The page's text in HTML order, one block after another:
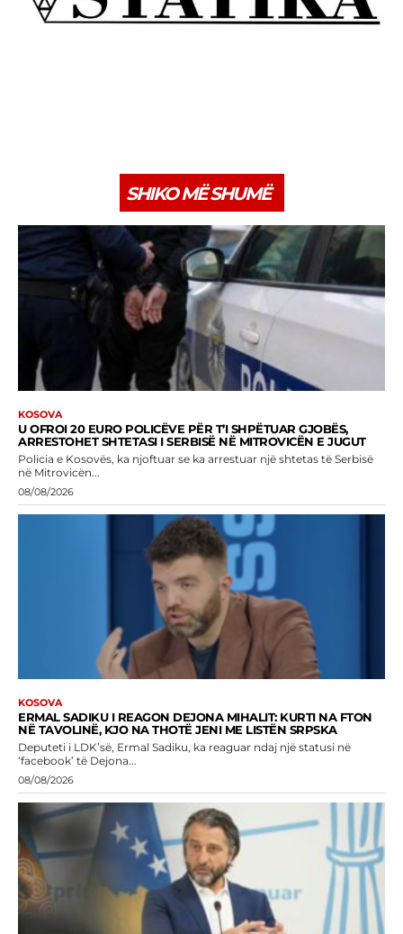
SHIKO MË SHUMË
KOSOVA
U OFROI 20 EURO POLICËVE PËR T’I SHPËTUAR GJOBËS,
ARRESTOHET SHTETASI I SERBISË NË MITROVICËN E JUGUT
Policia e Kosovës, ka njoftuar se ka arrestuar një shtetas të Serbisë
në Mitrovicën...
08/08/2026
KOSOVA
ERMAL SADIKU I REAGON DEJONA MIHALIT: KURTI NA FTON
NË TAVOLINË, KJO NA THOTË JENI ME LISTËN SRPSKA
Deputeti i LDK’së, Ermal Sadiku, ka reaguar ndaj një statusi në
‘facebook’ të Dejona...
08/08/2026